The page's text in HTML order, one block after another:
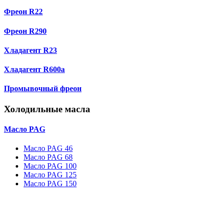
Фреон R22
Фреон R290
Хладагент R23
Хладагент R600a
Промывочный фреон
Холодильные масла
Масло PAG
Масло PAG 46
Масло PAG 68
Масло PAG 100
Масло PAG 125
Масло PAG 150